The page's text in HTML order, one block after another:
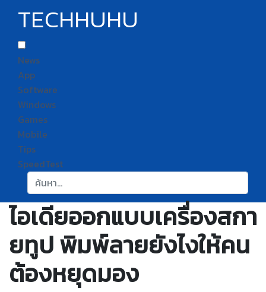
TECHHUHU
News
App
Software
Windows
Games
Mobile
Tips
SpeedTest
ค้นหา:
ไอเดียออกแบบเครื่องสกา
ยทูป พิมพ์ลายยังไงให้คน
ต้องหยุดมอง